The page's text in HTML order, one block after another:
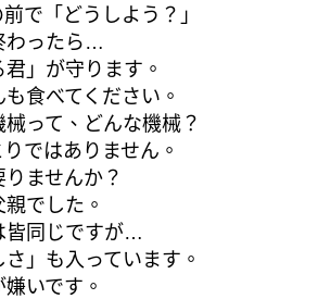
で「どうしよう？」
ったら…
」が守ります。
食べてください。
って、どんな機械？
ではありません。
ませんか？
でした。
同じですが…
」も入っています。
いです。